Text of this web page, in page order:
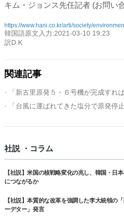
キム・ジョンス先任記者 (お問い
https://www.hani.co.kr/arti/society/
韓国語原文入力:2021-03-10 19:23
訳D.K
関連記事
· 「台風に運ばれてきた塩分で原発停
社説 ・コラム
【社説】米国の核戦略変化の兆し、韓国・日
につながるか
【社説】本質的な改革を強調した李大統領の
ーデター」発言